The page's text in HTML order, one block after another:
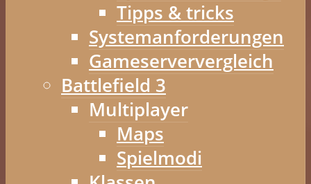
Tipps & tricks
Systemanforderungen
Gameserververgleich
Battlefield 3
Multiplayer
Maps
Spielmodi